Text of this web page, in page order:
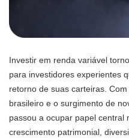
Investir em renda variável
para investidores experientes
retorno de suas carteiras.
brasileiro e o surgimento de
passou a ocupar papel central
crescimento patrimonial,